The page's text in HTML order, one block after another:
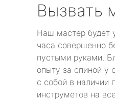
Вызвать
Наш мастер будет
часа совершенно
пустыми руками.
опыту за спиной у
с собой в наличии
инструметов на